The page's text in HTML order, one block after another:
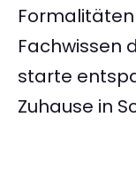
Fachwissen
starte
Zuhause in